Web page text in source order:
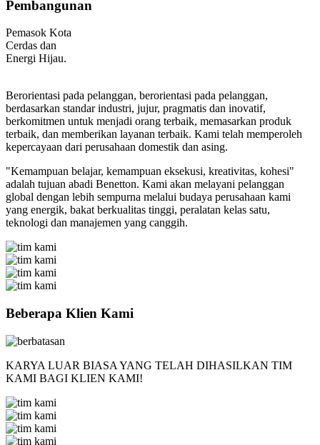
Pembangunan
Pemasok Kota
Cerdas dan
Energi Hijau.
Berorientasi pada pelanggan, berorientasi pada pelanggan,
berdasarkan standar industri, jujur, pragmatis dan inovatif,
berkomitmen untuk menjadi orang terbaik, memasarkan produk
terbaik, dan memberikan layanan terbaik. Kami telah memperoleh
kepercayaan dari perusahaan domestik dan asing.
"Kemampuan belajar, kemampuan eksekusi, kreativitas, kohesi"
adalah tujuan abadi Benetton. Kami akan melayani pelanggan
global dengan lebih sempurna melalui budaya perusahaan kami
yang energik, bakat berkualitas tinggi, peralatan kelas satu,
teknologi dan manajemen yang canggih.
Beberapa Klien Kami
KARYA LUAR BIASA YANG TELAH DIHASILKAN TIM
KAMI BAGI KLIEN KAMI!